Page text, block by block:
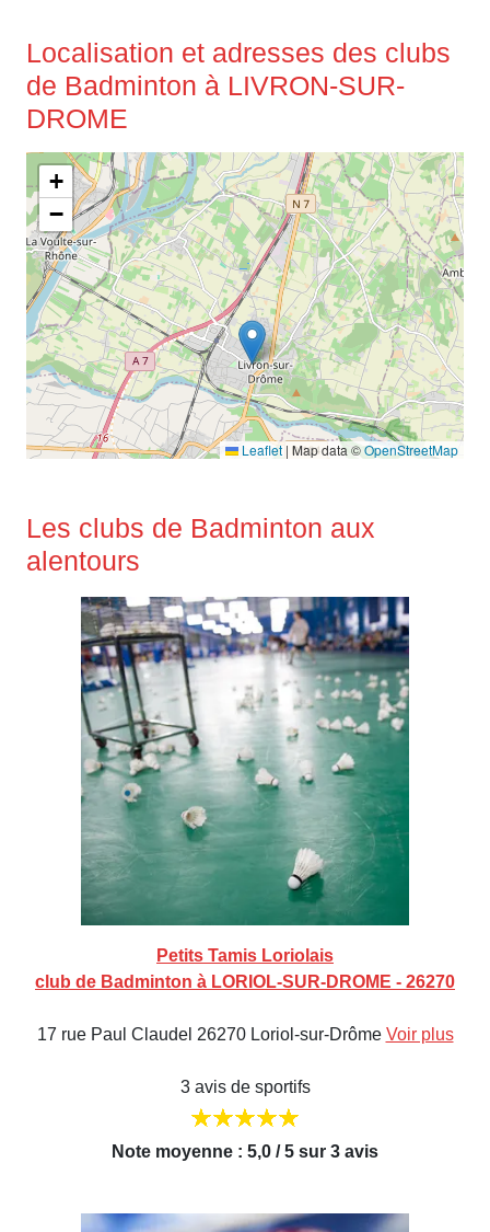
Localisation et adresses des clubs
de Badminton à LIVRON-SUR-
DROME
+
−
Leaflet | Map data ©OpenStreetMap
Les clubs de Badminton aux
alentours
Petits Tamis Loriolais
club de Badminton à LORIOL-SUR-DROME - 26270
17 rue Paul Claudel 26270 Loriol-sur-Drôme Voir plus
3 avis de sportifs
Note moyenne : 5,0 / 5 sur 3 avis